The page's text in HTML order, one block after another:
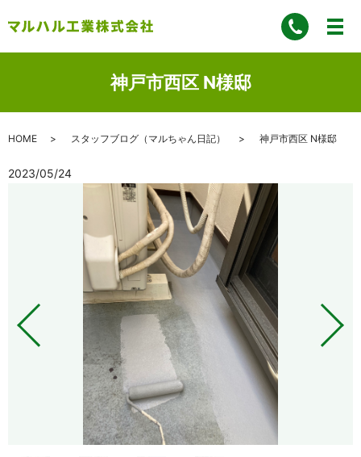
神戸市西区 N様邸
HOME スタッフブログ（マルちゃん日記） 神戸市西区 N様邸
2023/05/24